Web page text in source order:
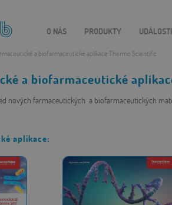
a biofarmaceutické aplikace Thermo Scientific
O NÁS PRODUKTY UDÁLOSTI
a biofarmaceutické
nových farmaceutických a biofarmaceutických
aplikace: